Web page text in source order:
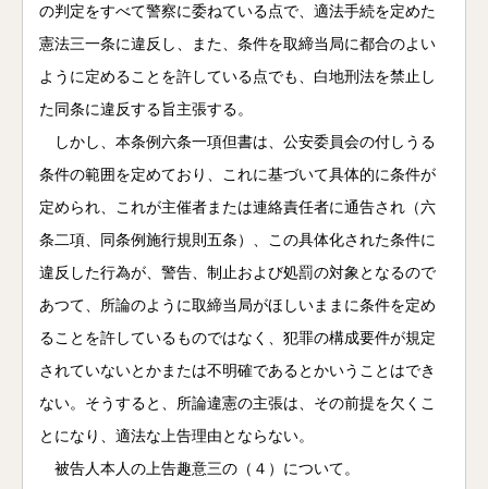
の判定をすべて警察に委ねている点で、適法手続を定めた
憲法三一条に違反し、また、条件を取締当局に都合のよい
ように定めることを許している点でも、白地刑法を禁止し
た同条に違反する旨主張する。
しかし、本条例六条一項但書は、公安委員会の付しうる
条件の範囲を定めており、これに基づいて具体的に条件が
定められ、これが主催者または連絡責任者に通告され（六
条二項、同条例施行規則五条）、この具体化された条件に
違反した行為が、警告、制止および処罰の対象となるので
あつて、所論のように取締当局がほしいままに条件を定め
ることを許しているものではなく、犯罪の構成要件が規定
されていないとかまたは不明確であるとかいうことはでき
ない。そうすると、所論違憲の主張は、その前提を欠くこ
とになり、適法な上告理由とならない。
被告人本人の上告趣意三の（４）について。